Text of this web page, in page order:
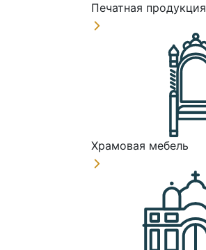
Печатная продукция
Храмовая мебель